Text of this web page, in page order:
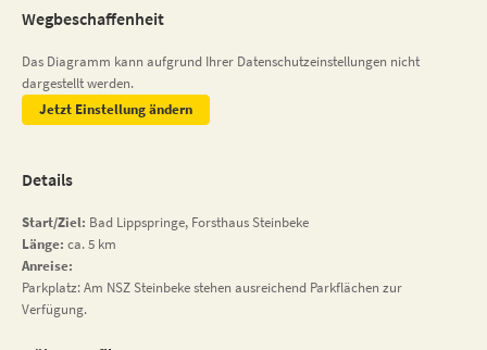
Wegbeschaffenheit
Das Diagramm kann aufgrund Ihrer Datenschutzeinstellungen nicht
dargestellt werden.
Jetzt Einstellung ändern
Details
Start/Ziel: Bad Lippspringe, Forsthaus Steinbeke
Länge: ca. 5 km
Anreise:
Parkplatz: Am NSZ Steinbeke stehen ausreichend Parkflächen zur
Verfügung.